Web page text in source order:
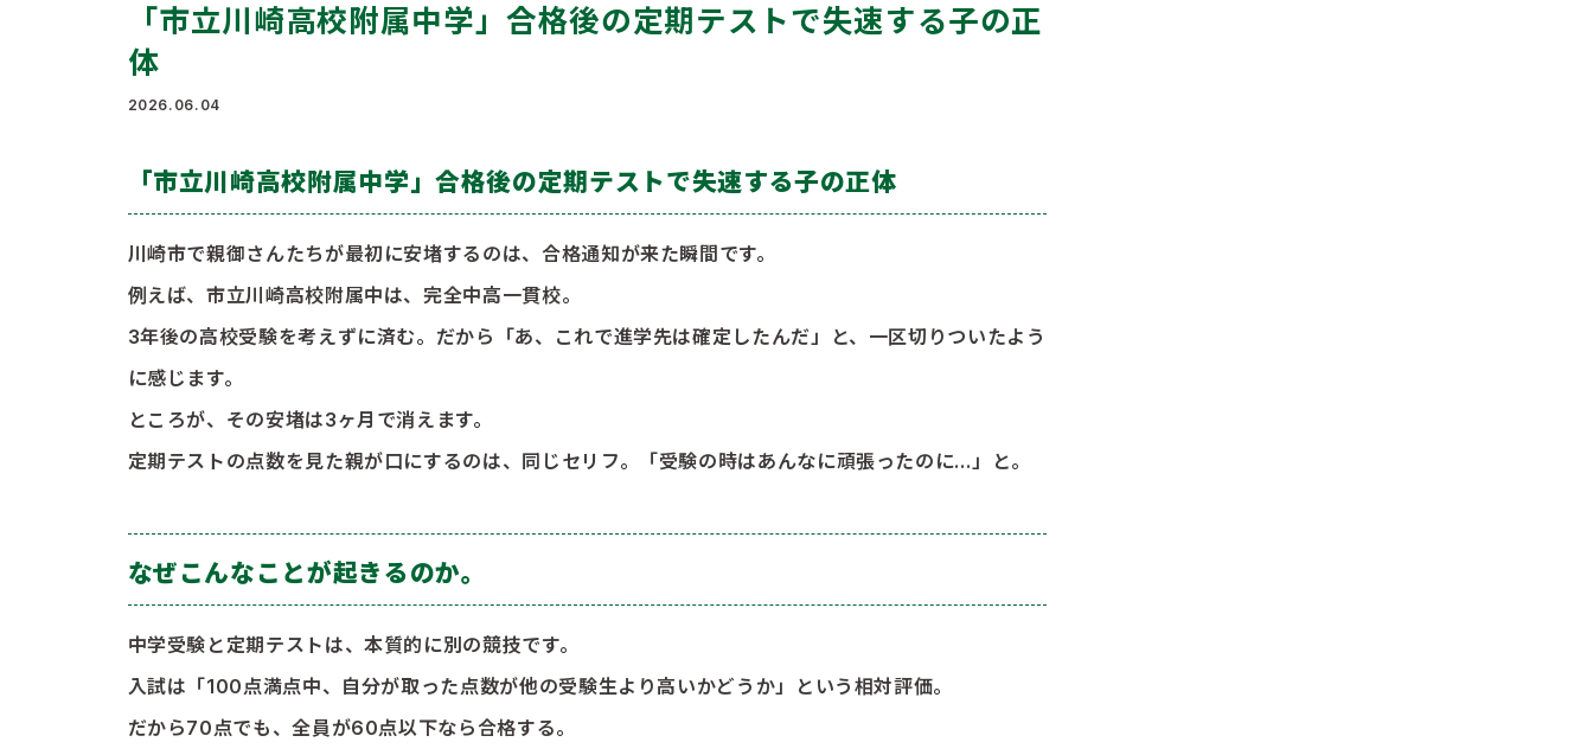
「市立川崎高校附属中学」合格後の定期テストで失速する子の正
体
2026.06.04
「市立川崎高校附属中学」合格後の定期テストで失速する子の正体
川崎市で親御さんたちが最初に安堵するのは、合格通知が来た瞬間です。
例えば、市立川崎高校附属中は、完全中高一貫校。
3年後の高校受験を考えずに済む。だから「あ、これで進学先は確定したんだ」と、一区切りついたよう
に感じます。
ところが、その安堵は3ヶ月で消えます。
定期テストの点数を見た親が口にするのは、同じセリフ。「受験の時はあんなに頑張ったのに…」と。
なぜこんなことが起きるのか。
中学受験と定期テストは、本質的に別の競技です。
入試は「100点満点中、自分が取った点数が他の受験生より高いかどうか」という相対評価。
だから70点でも、全員が60点以下なら合格する。